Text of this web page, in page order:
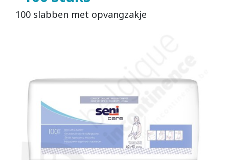
100 slabben met opvangzakje